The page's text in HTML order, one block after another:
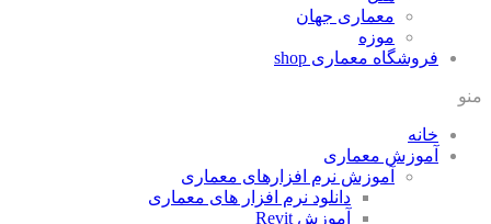
معماری جهان
معماریshop
معماری
آموزش نرم افزارهای معماری
دانلود نرم افزار های معماری